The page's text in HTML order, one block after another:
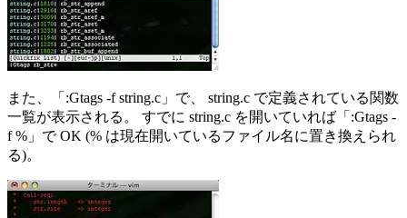
また、「:Gtags -f string.c」で、 string.c で定義されている関数
一覧が表示される。 すでに string.c を開いていれば「:Gtags -
f %」で OK (% は現在開いているファイル名に置き換えられ
る)。